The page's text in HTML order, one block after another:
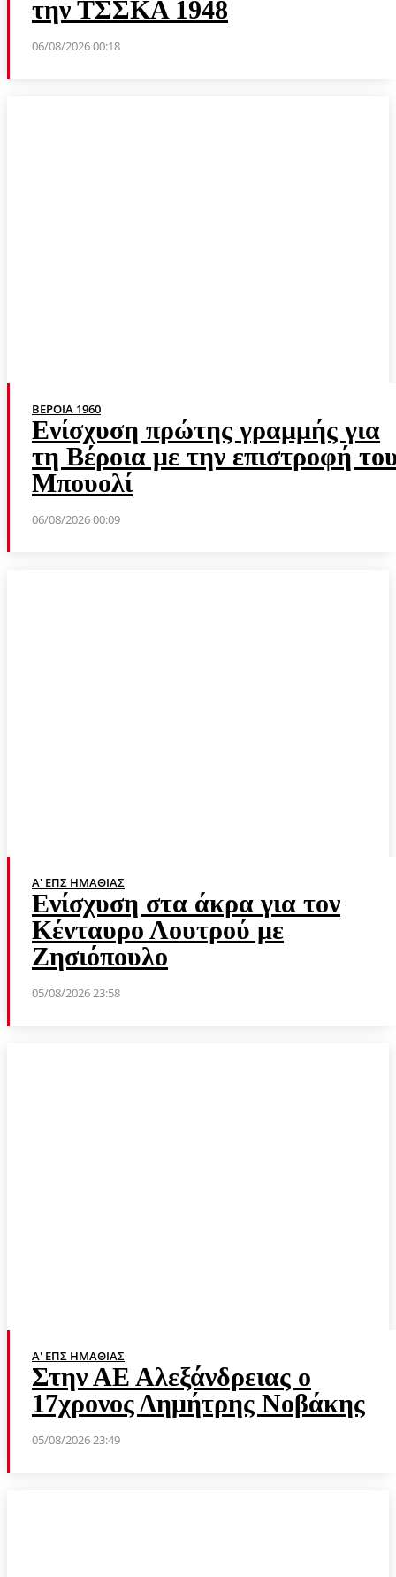
την ΤΣΣΚΑ 1948
06/08/2026 00:18
ΒΕΡΟΙΑ 1960
Ενίσχυση πρώτης γραμμής για
τη Βέροια με την επιστροφή
Μπουολί
06/08/2026 00:09
Α' ΕΠΣ ΗΜΑΘΊΑΣ
Ενίσχυση στα άκρα για τον
Κένταυρο Λουτρού με
Ζησιόπουλο
05/08/2026 23:58
Α' ΕΠΣ ΗΜΑΘΊΑΣ
Στην ΑΕ Αλεξάνδρειας ο
17χρονος Δημήτρης Νοβάκης
05/08/2026 23:49